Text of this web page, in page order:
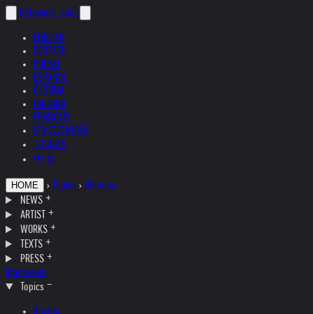
helnwein .com
ENGLISH
DEUTSCH
POLSKI
ESPAÑOL
ČEŠTINA
ITALIANO
FRANÇAIS
РУССКИЙ
日本語
中文
HOME › Topics › Helvetia
NEWS
ARTIST
WORKS
TEXTS
PRESS
Interviews
Topics
Austria